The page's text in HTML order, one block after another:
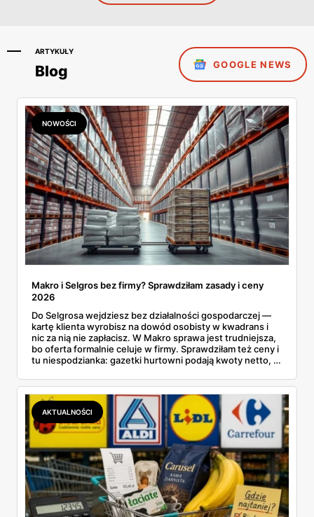
ARTYKUŁY
Blog GOOGLE NEWS
NOWOŚCI
Makro i Selgros bez firmy? Sprawdziłam zasady i ceny
2026
Do Selgrosa wejdziesz bez działalności gospodarczej —
kartę klienta wyrobisz na dowód osobisty w kwadrans i
nic za nią nie zapłacisz. W Makro sprawa jest trudniejsza,
bo oferta formalnie celuje w firmy. Sprawdziłam też ceny i
tu niespodzianka: gazetki hurtowni podają kwoty netto, a
zawsze wygrywa — ta sama kawa ziarnista kosztuje w
Makro ponad dwa razy więcej niż w weekendowej
promocji dyskontu.
AKTUALNOŚCI